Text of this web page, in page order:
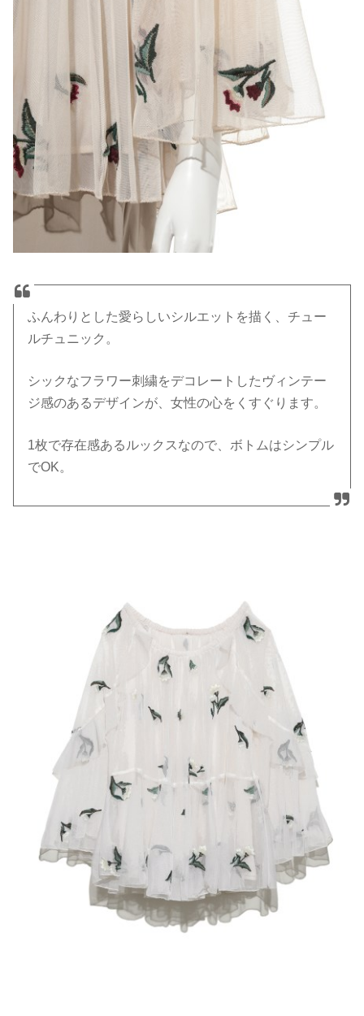
ふんわりとした愛らしいシルエットを描く、チュー
ルチュニック。
シックなフラワー刺繍をデコレートしたヴィンテー
ジ感のあるデザインが、女性の心をくすぐります。
1枚で存在感あるルックスなので、ボトムはシンプル
でOK。